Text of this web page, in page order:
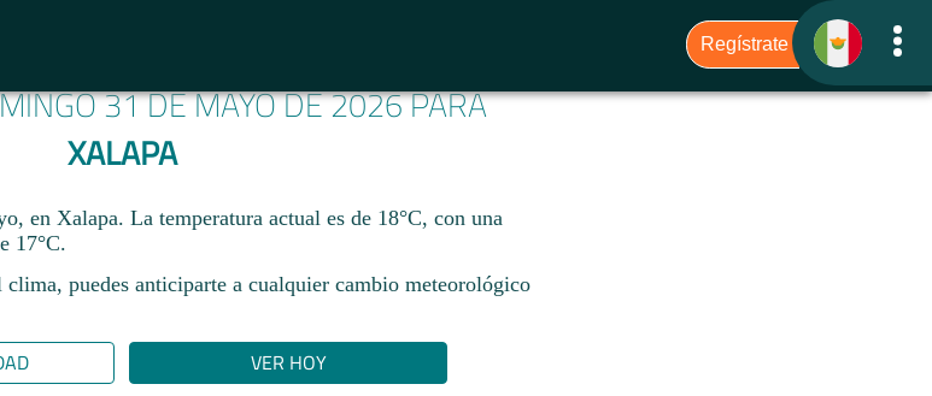
31 DE MAYO DE 2026 PARA
XALAPA
en Xalapa. La temperatura actual es de 18°C, con una
17°C.​
puedes anticiparte a cualquier cambio meteorológico
VER HOY